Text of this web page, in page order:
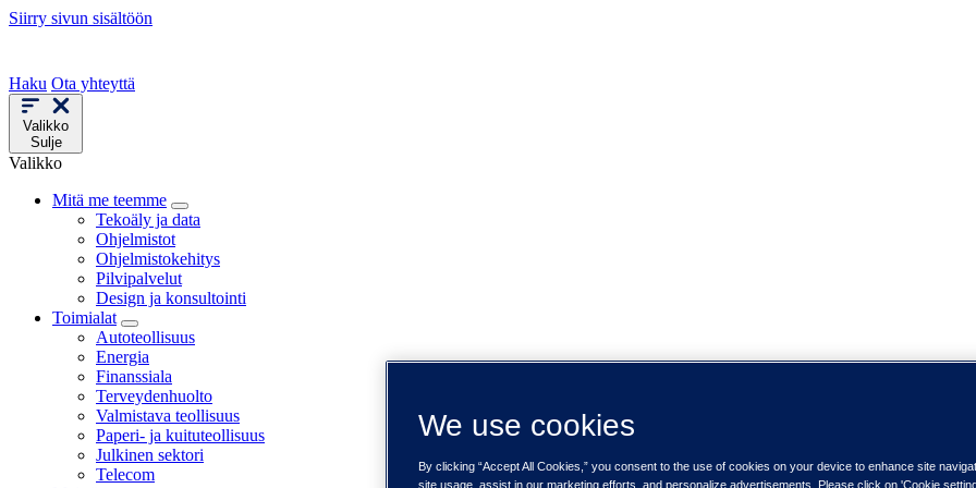
Siirry sivun sisältöön
Haku Ota yhteyttä
Valikko
Sulje
Valikko
Mitä me teemme
Tekoäly ja data
Ohjelmistot
Ohjelmistokehitys
Pilvipalvelut
Design ja konsultointi
Toimialat
Autoteollisuus
Energia
Finanssiala
Terveydenhuolto
Valmistava teollisuus
Paperi- ja kuituteollisuus
Julkinen sektori
Telecom
We use cookies
By clicking “Accept All Cookies,” you consent to the use of cookies on your device to enhance site
site usage, assist in our marketing efforts, and personalize advertisements. Please click on 'Cookie